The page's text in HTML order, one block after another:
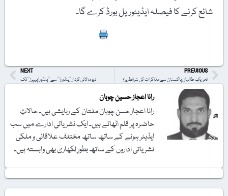
شائع کرنے کا فیصلہ ایڈیٹوریل بورڈ کرے گا۔
PREVIOUS
تحریکِ طالبان پاکستان سے مذاکرات کن شرائط پر؟
NEXT
دیو مالائی کردار ’’پنڈورا‘‘ سے ’’پنڈورا پیپرز‘‘ تک
رانا اعجاز حسین چوہان
رانا اعجاز حسن چوہان ملتان کے رہایشی ہیں۔ حالاتِ
حاضرہ پر قلم اٹھاتے ہیں۔ ایک نشریاتی ادارے میں سب
ایڈیٹر ہونے کے ساتھ ساتھ مختلف علاقائی و ملکی
نشریاتی اداروں کے ساتھ بطورِ لکھاری بھی وابستہ ہیں۔